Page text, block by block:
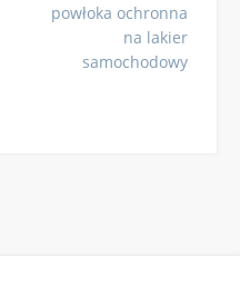
powłoka ochronna
na lakier
samochodowy